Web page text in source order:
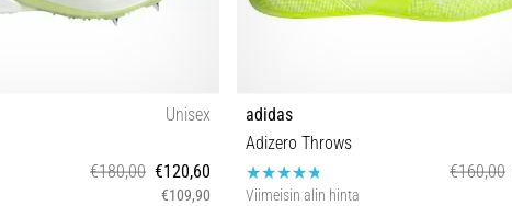
Unisex
€180,00 €120,60
€109,90
adidas
Adizero Throws
€160,00
Viimeisin alin hinta